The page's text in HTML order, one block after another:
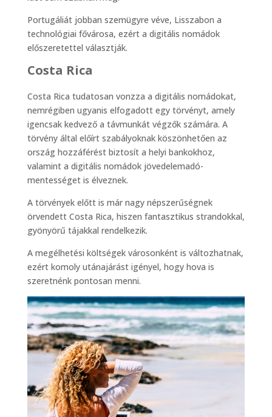
Portugáliát jobban szemügyre véve, Lisszabon a
technológiai fővárosa, ezért a digitális nomádok
előszeretettel választják.
Costa Rica
Costa Rica tudatosan vonzza a digitális nomádokat,
nemrégiben ugyanis elfogadott egy törvényt, amely
igencsak kedvező a távmunkát végzők számára. A
törvény által előírt szabályoknak köszönhetően az
ország hozzáférést biztosít a helyi bankokhoz,
valamint a digitális nomádok jövedelemadó-
mentességet is élveznek.
A törvények előtt is már nagy népszerűségnek
örvendett Costa Rica, hiszen fantasztikus strandokkal,
gyönyörű tájakkal rendelkezik.
A megélhetési költségek városonként is változhatnak,
ezért komoly utánajárást igényel, hogy hova is
szeretnénk pontosan menni.